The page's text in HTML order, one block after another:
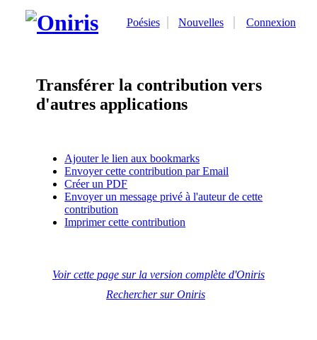
Poésies Nouvelles Connexion
Transférer la contribution vers
d'autres applications
Ajouter le lien aux bookmarks
Envoyer cette contribution par Email
Créer un PDF
Envoyer un message privé à l'auteur de cette
contribution
Imprimer cette contribution
Voir cette page sur la version complète d'Oniris
Rechercher sur Oniris